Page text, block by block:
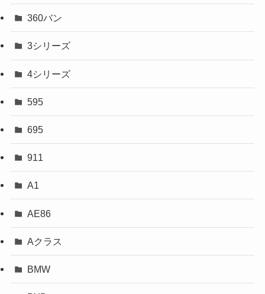
360バン
3シリーズ
4シリーズ
595
695
911
A1
AE86
Aクラス
BMW